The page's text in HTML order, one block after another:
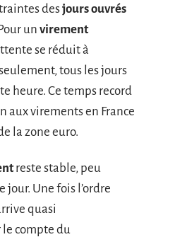
desjours ouvrés
un virement
se réduit à
tous les jours
heure. Ce temps record
aux virements en France
la zone euro.
reste stable, peu
jour. Une fois l’ordre
quasi
compte du